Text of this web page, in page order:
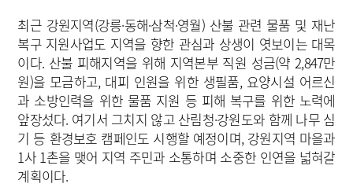
최근 강원지역(강릉·동해·삼척·영월) 산불 관련 물품 및 재난
복구 지원사업도 지역을 향한 관심과 상생이 엿보이는 대목
이다. 산불 피해지역을 위해 지역본부 직원 성금(약 2,847만
원)을 모금하고, 대피 인원을 위한 생필품, 요양시설 어르신
과 소방인력을 위한 물품 지원 등 피해 복구를 위한 노력에
앞장섰다. 여기서 그치지 않고 산림청·강원도와 함께 나무 심
기 등 환경보호 캠페인도 시행할 예정이며, 강원지역 마을과
1사 1촌을 맺어 지역 주민과 소통하며 소중한 인연을 넓혀갈
계획이다.